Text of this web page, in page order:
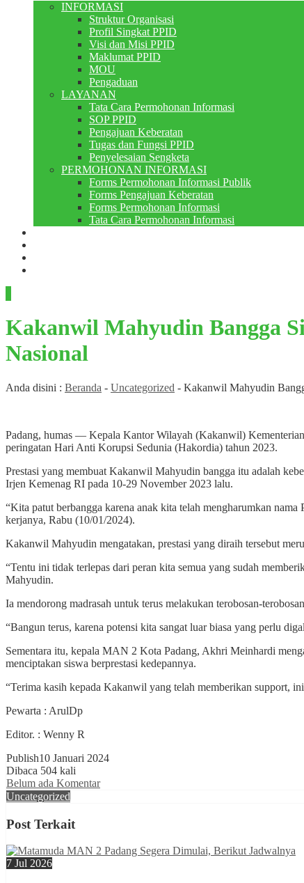
INFORMASI
Struktur Organisasi
Profil Singkat PPID
Visi dan Misi PPID
Maklumat PPID
MOU
Pengaduan
LAYANAN
Tata Cara Permohonan Informasi
SOP PPID
Pengajuan Keberatan
Tugas dan Fungsi PPID
Penyelesaian Sengketa
PERMOHONAN INFORMASI
Forms Permohonan Informasi Publik
Forms Pengajuan Keberatan
Forms Permohonan Informasi
Tata Cara Permohonan Informasi
Kakanwil Mahyudin Bangga
Nasional
Anda disini : Beranda - Uncategorized - Kakanwil Mahyudin
Padang, humas — Kepala Kantor Wilayah (Kakanwil)
peringatan Hari Anti Korupsi Sedunia (Hakordia) tahun 2023.
Prestasi yang membuat Kakanwil Mahyudin bangga itu adalah
Irjen Kemenag RI pada 10-29 November 2023 lalu.
“Kita patut berbangga karena anak kita telah mengharumkan
kerjanya, Rabu (10/01/2024).
Kakanwil Mahyudin mengatakan, prestasi yang diraih tersebut
“Tentu ini tidak terlepas dari peran kita semua yang sudah
Mahyudin.
Ia mendorong madrasah untuk terus melakukan terobosan-
“Bangun terus, karena potensi kita sangat luar biasa yang perlu
Sementara itu, kepala MAN 2 Kota Padang, Akhri Meinhardi
menciptakan siswa berprestasi kedepannya.
“Terima kasih kepada Kakanwil yang telah memberikan support,
Pewarta : ArulDp
Editor. : Wenny R
Publish10 Januari 2024
Dibaca 504 kali
Belum ada Komentar
Uncategorized
Post Terkait
7 Jul 2026